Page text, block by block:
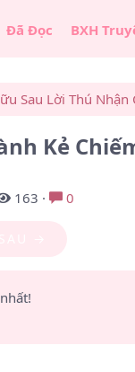
Đã Đọc BXH
Sau Lời Thú Nhận
Kẻ
163 · 0